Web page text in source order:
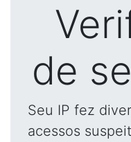
de
Seu IP fez
acessos